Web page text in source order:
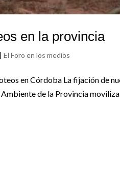
en la provincia
|El Foro en los medios
en Córdoba La fijación de
de la Provincia